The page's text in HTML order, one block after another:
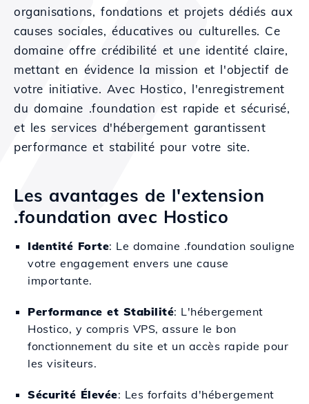
organisations, fondations et projets dédiés aux
causes sociales, éducatives ou culturelles. Ce
domaine offre crédibilité et une identité claire,
mettant en évidence la mission et l'objectif de
votre initiative. Avec Hostico, l'enregistrement
du domaine .foundation est rapide et sécurisé,
et les services d'hébergement garantissent
performance et stabilité pour votre site.
Les avantages de l'extension
.foundation avec Hostico
Identité Forte: Le domaine .foundation souligne
votre engagement envers une cause
importante.
Performance et Stabilité: L'hébergement
Hostico, y compris VPS, assure le bon
fonctionnement du site et un accès rapide pour
les visiteurs.
Sécurité Élevée: Les forfaits d'hébergement